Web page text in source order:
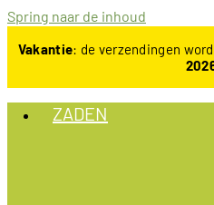
Spring naar de inhoud
Vakantie: de verzendingen
ZADEN